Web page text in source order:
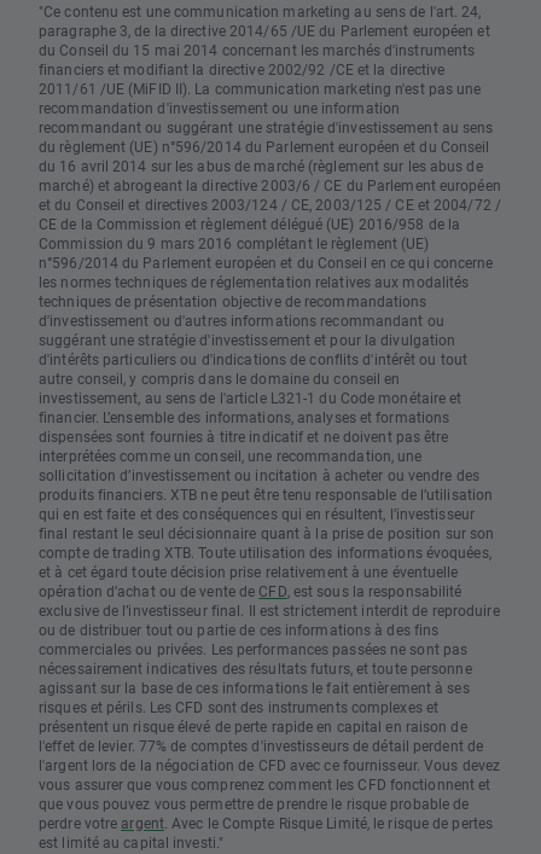
"Ce contenu est une communication marketing au sens de l'art. 24,
paragraphe 3, de la directive 2014/65 /UE du Parlement européen et
du Conseil du 15 mai 2014 concernant les marchés d'instruments
financiers et modifiant la directive 2002/92 /CE et la directive
2011/61 /UE (MiFID II). La communication marketing n'est pas une
recommandation d'investissement ou une information
recommandant ou suggérant une stratégie d'investissement au sens
du règlement (UE) n°596/2014 du Parlement européen et du Conseil
du 16 avril 2014 sur les abus de marché (règlement sur les abus de
marché) et abrogeant la directive 2003/6 / CE du Parlement européen
et du Conseil et directives 2003/124 / CE, 2003/125 / CE et 2004/72 /
CE de la Commission et règlement délégué (UE) 2016/958 de la
Commission du 9 mars 2016 complétant le règlement (UE)
n°596/2014 du Parlement européen et du Conseil en ce qui concerne
les normes techniques de réglementation relatives aux modalités
techniques de présentation objective de recommandations
d'investissement ou d'autres informations recommandant ou
suggérant une stratégie d'investissement et pour la divulgation
d'intérêts particuliers ou d'indications de conflits d'intérêt ou tout
autre conseil, y compris dans le domaine du conseil en
investissement, au sens de l'article L321-1 du Code monétaire et
financier. L’ensemble des informations, analyses et formations
dispensées sont fournies à titre indicatif et ne doivent pas être
interprétées comme un conseil, une recommandation, une
sollicitation d’investissement ou incitation à acheter ou vendre des
produits financiers. XTB ne peut être tenu responsable de l’utilisation
qui en est faite et des conséquences qui en résultent, l’investisseur
final restant le seul décisionnaire quant à la prise de position sur son
compte de trading XTB. Toute utilisation des informations évoquées,
et à cet égard toute décision prise relativement à une éventuelle
opération d’achat ou de vente de CFD , est sous la responsabilité
exclusive de l’investisseur final. Il est strictement interdit de reproduire
ou de distribuer tout ou partie de ces informations à des fins
commerciales ou privées. Les performances passées ne sont pas
nécessairement indicatives des résultats futurs, et toute personne
agissant sur la base de ces informations le fait entièrement à ses
risques et périls. Les CFD sont des instruments complexes et
présentent un risque élevé de perte rapide en capital en raison de
l'effet de levier. 77% de comptes d'investisseurs de détail perdent de
l'argent lors de la négociation de CFD avec ce fournisseur. Vous devez
vous assurer que vous comprenez comment les CFD fonctionnent et
que vous pouvez vous permettre de prendre le risque probable de
perdre votre argent. Avec le Compte Risque Limité, le risque de pertes
est limité au capital investi."